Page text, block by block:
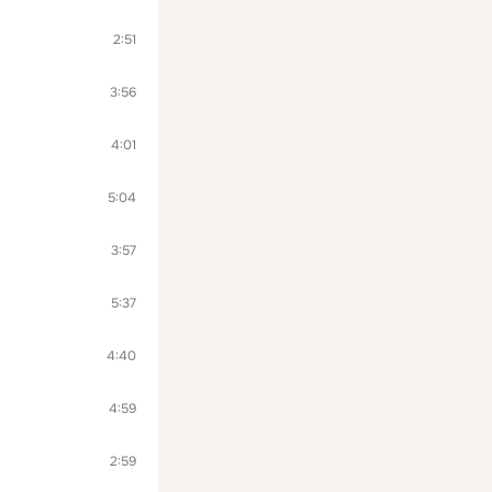
2:51
3:56
4:01
5:04
3:57
5:37
4:40
4:59
2:59